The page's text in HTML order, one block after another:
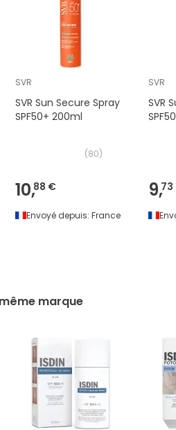
SVR
SVR Sun Secure Spray
SPF50+ 200ml
(80)
10,88 €
Envoyé depuis: France
SVR
SVR
9,
marque